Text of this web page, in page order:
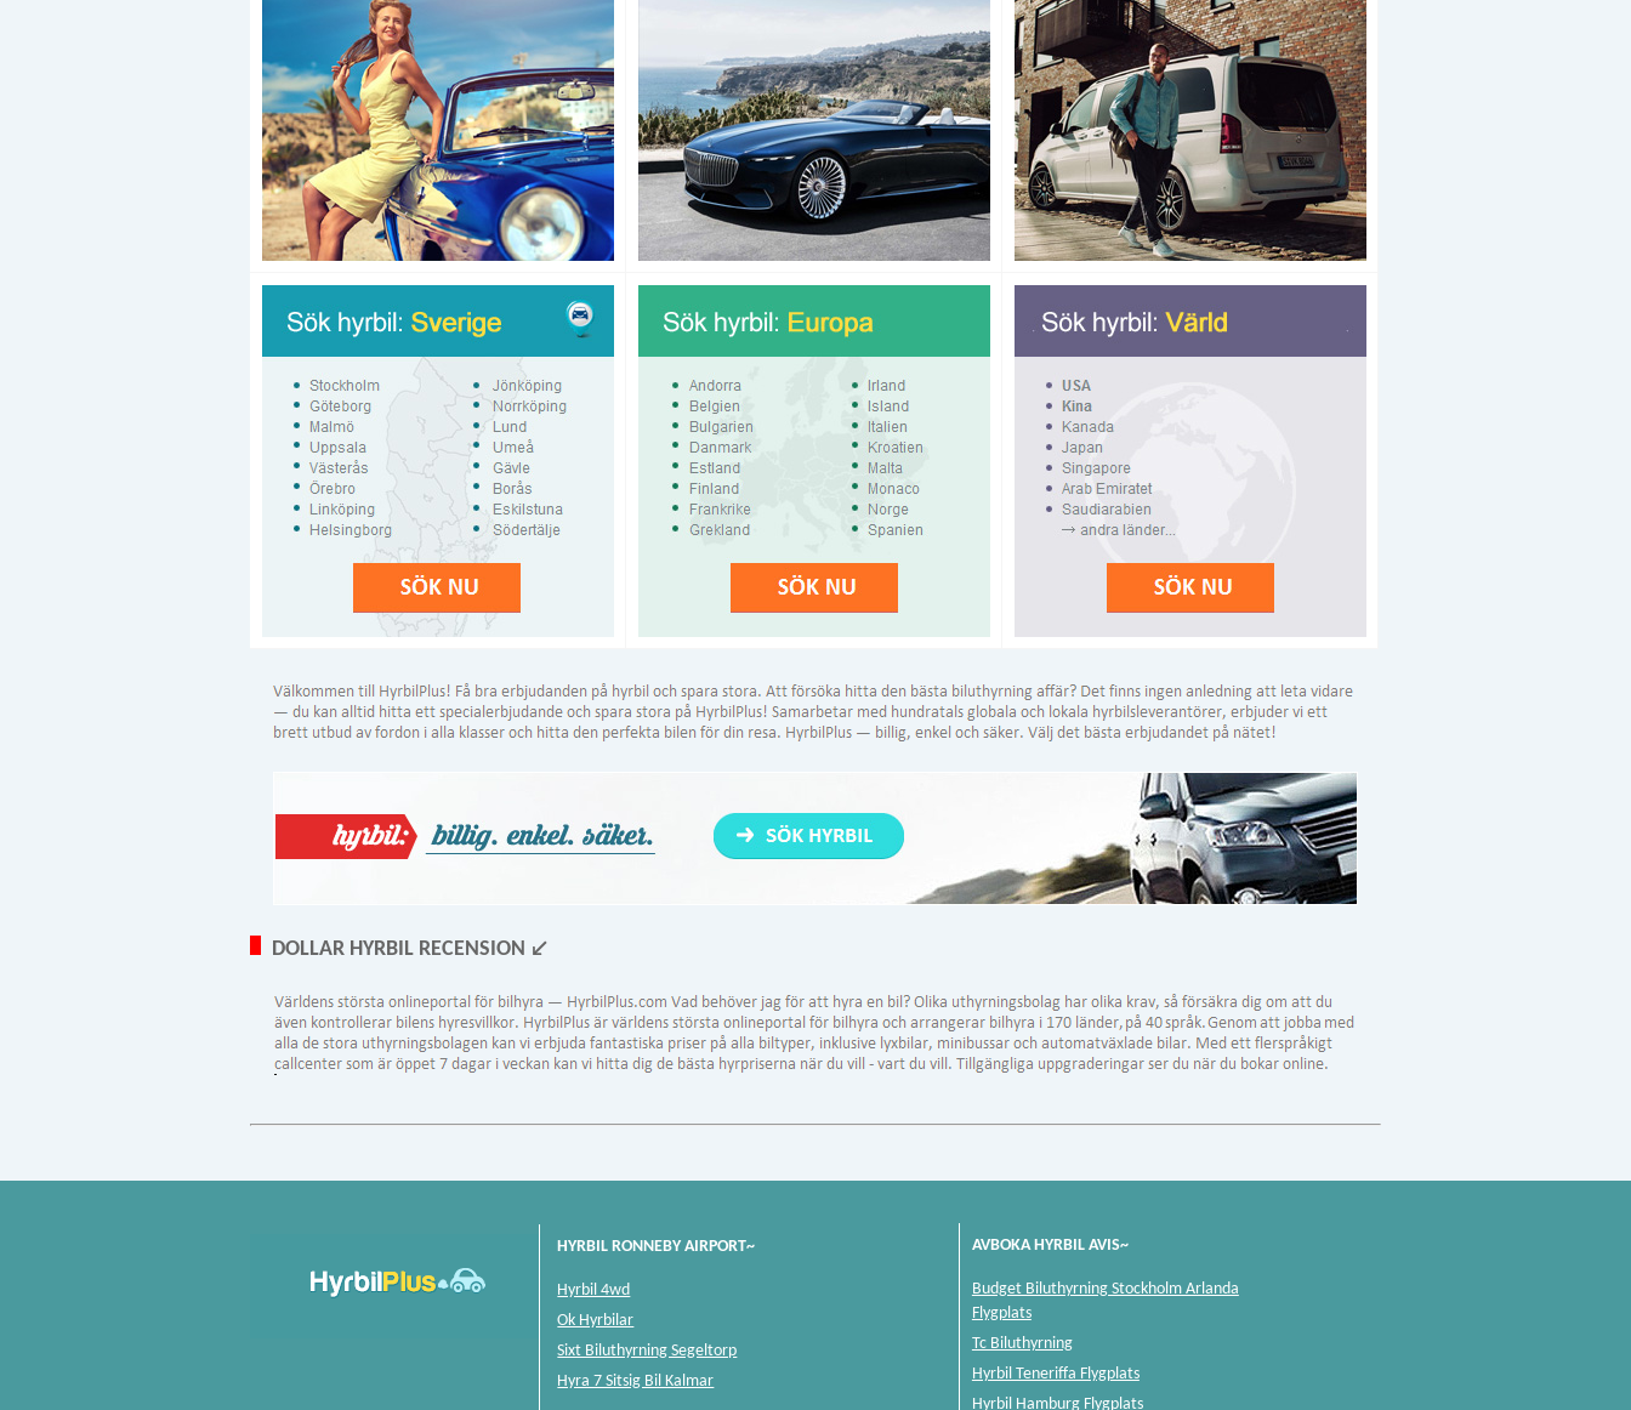
DOLLAR HYRBIL RECENSION ↙
HYRBIL RONNEBY AIRPORT~
Hyrbil 4wd
Ok Hyrbilar
Sixt Biluthyrning Segeltorp
Hyra 7 Sitsig Bil Kalmar
AVBOKA HYRBIL AVIS~
Budget Biluthyrning Stockholm Arlanda
Flygplats
Tc Biluthyrning
Hyrbil Teneriffa Flygplats
Hyrbil Hamburg Flygplats